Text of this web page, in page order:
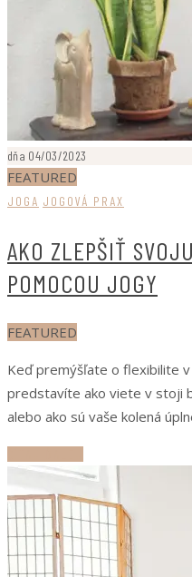
dňa 04/03/2023
FEATURED
JOGA JOGOVÁ PRAX
AKO ZLEPŠIŤ
POMOCOU JOGY
FEATURED
Keď premýšľate o flexibilite
predstavíte ako viete v stoji
alebo ako sú vaše kolená